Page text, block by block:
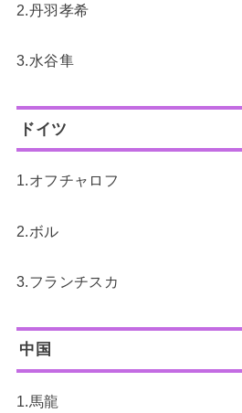
2.丹羽孝希
3.水谷隼
ドイツ
1.オフチャロフ
2.ボル
3.フランチスカ
中国
1.馬龍